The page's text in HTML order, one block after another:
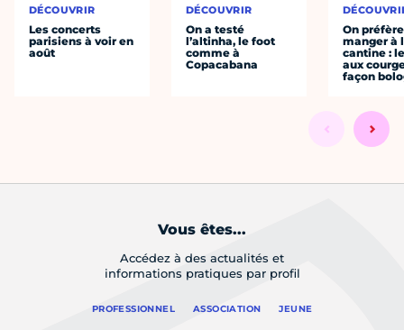
DÉCOUVRIR
Les concerts
parisiens à voir en
août
DÉCOUVRIR
On a testé
l’altinha, le foot
comme à
Copacabana
On préfère
manger à
cantine :
aux
façon
Vous êtes...
Accédez à des actualités et
informations pratiques par profil
PROFESSIONNEL ASSOCIATION JEUNE